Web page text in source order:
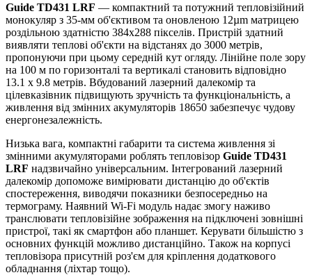
Guide TD431 LRF — компактний та потужний тепловізійний
монокуляр з 35-мм об'єктивом та оновленою 12µm матрицею
роздільною здатністю 384x288 пікселів. Пристрій здатний
виявляти теплові об'єкти на відстанях до 3000 метрів,
пропонуючи при цьому середній кут огляду. Лінійне поле зору
на 100 м по горизонталі та вертикалі становить відповідно
13.1 x 9.8 метрів. Вбудований лазерний далекомір та
цілевказівник підвищують зручність та функціональність, а
живлення від змінних акумуляторів 18650 забезпечує чудову
енергонезалежність.
Низька вага, компактні габарити та система живлення зі
змінними акумуляторами роблять тепловізор Guide TD431
LRF надзвичайно універсальним. Інтегрований лазерний
далекомір допоможе вимірювати дистанцію до об'єктів
спостереження, виводячи показники безпосередньо на
термограму. Наявний Wi-Fi модуль надає змогу наживо
транслювати тепловізійне зображення на підключені зовнішні
пристрої, такі як смартфон або планшет. Керувати більшістю з
основних функцій можливо дистанційно. Також на корпусі
тепловізора присутній роз'єм для кріплення додаткового
обладнання (ліхтар тощо).